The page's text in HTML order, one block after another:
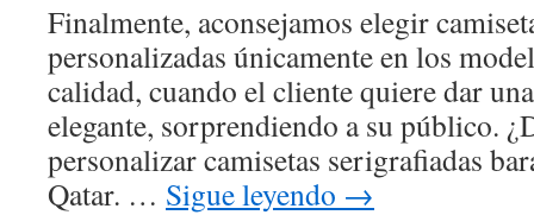
Finalmente, aconsejamos elegir
personalizadas únicamente en los
calidad, cuando el cliente quiere dar
elegante, sorprendiendo a su público.
personalizar camisetas serigrafiadas
Qatar. … Sigue leyendo →